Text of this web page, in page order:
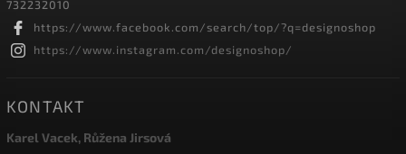
732232010
https://www.facebook.com/search/top/?q=designoshop
https://www.instagram.com/designoshop/
KONTAKT
Karel Vacek, Růžena Jirsová